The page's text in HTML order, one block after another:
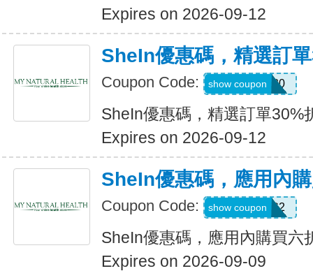
Expires on 2026-09-12
SheIn優惠碼，精選訂
Coupon Code: AFFCOS30
show coupon
SheIn優惠碼，精選訂單30%
Expires on 2026-09-12
SheIn優惠碼，應用內
Coupon Code: B23FDG2
show coupon
SheIn優惠碼，應用內購買六
Expires on 2026-09-09